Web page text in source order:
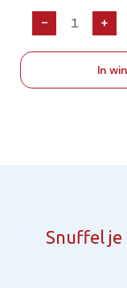
- +
In
Snuffel je